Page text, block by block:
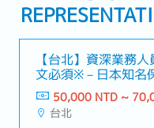
【台北】資深業務
文必須※－日本知名
50,000 NTD ~
台北